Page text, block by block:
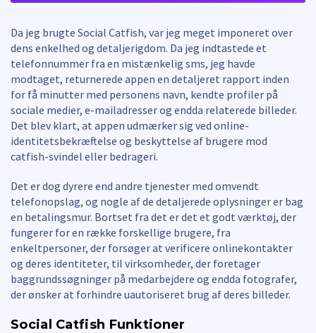
Da jeg brugte Social Catfish, var jeg meget imponeret over
dens enkelhed og detaljerigdom. Da jeg indtastede et
telefonnummer fra en mistænkelig sms, jeg havde
modtaget, returnerede appen en detaljeret rapport inden
for få minutter med personens navn, kendte profiler på
sociale medier, e-mailadresser og endda relaterede billeder.
Det blev klart, at appen udmærker sig ved online-
identitetsbekræftelse og beskyttelse af brugere mod
catfish-svindel eller bedrageri.
Det er dog dyrere end andre tjenester med omvendt
telefonopslag, og nogle af de detaljerede oplysninger er bag
en betalingsmur. Bortset fra det er det et godt værktøj, der
fungerer for en række forskellige brugere, fra
enkeltpersoner, der forsøger at verificere onlinekontakter
og deres identiteter, til virksomheder, der foretager
baggrundssøgninger på medarbejdere og endda fotografer,
der ønsker at forhindre uautoriseret brug af deres billeder.
Social Catfish Funktioner